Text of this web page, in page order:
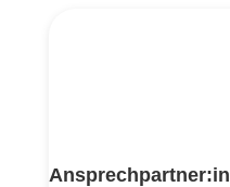
Ansprechpartner:in